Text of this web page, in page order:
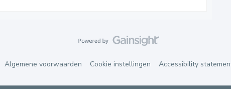
Algemene voorwaarden Cookie instellingen Accessibility